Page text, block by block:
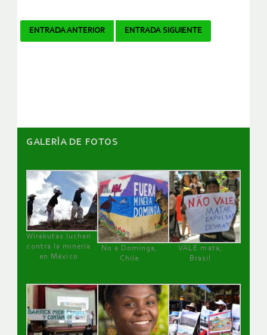
Navegador
ENTRADA ANTERIOR ENTRADA SIGUIENTE
GALERÌA DE FOTOS
Wirakutas luchan
contra la minería
en México
No a Dominga,
Chile
VALE mata,
Brasil